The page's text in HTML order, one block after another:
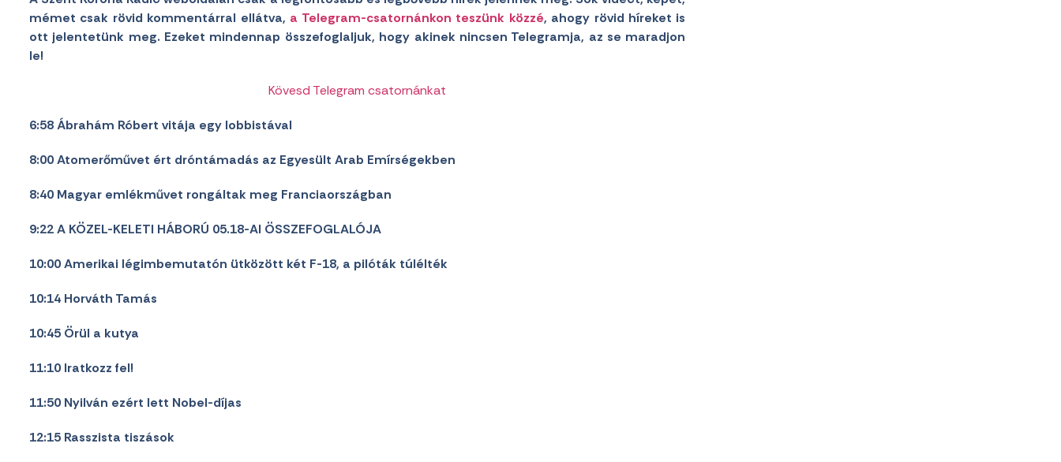
mémet csak rövid kommentárral ellátva, a Telegram-csatornánkon teszünk közzé, ahogy rövid híreket is
ott jelentetünk meg. Ezeket mindennap összefoglaljuk, hogy akinek nincsen Telegramja, az se maradjon
le!
Kövesd Telegram csatornánkat
6:58 Ábrahám Róbert vitája egy lobbistával
8:00 Atomerőművet ért dróntámadás az Egyesült Arab Emírségekben
8:40 Magyar emlékművet rongáltak meg Franciaországban
9:22 A KÖZEL-KELETI HÁBORÚ 05.18-AI ÖSSZEFOGLALÓJA
10:00 Amerikai légimbemutatón ütközött két F-18, a pilóták túlélték
10:14 Horváth Tamás
10:45 Örül a kutya
11:10 Iratkozz fel!
11:50 Nyilván ezért lett Nobel-díjas
12:15 Rasszista tiszások